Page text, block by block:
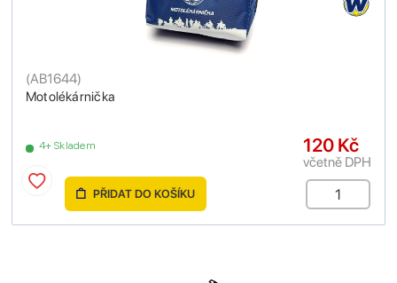
Motolékárnička
(AB1644)
4+ Skladem 120 Kč
včetně DPH
PŘIDAT DO KOŠÍKU